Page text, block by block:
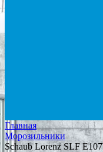
Главная
Морозильники
Schaub Lorenz SLF